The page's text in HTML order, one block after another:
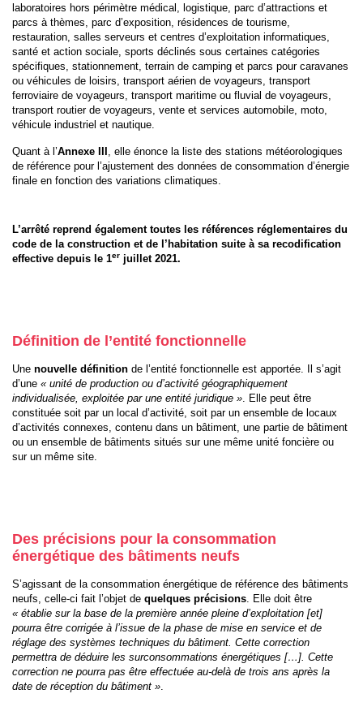
laboratoires hors périmètre médical, logistique, parc d’attractions et
parcs à thèmes, parc d’exposition, résidences de tourisme,
restauration, salles serveurs et centres d’exploitation informatiques,
santé et action sociale, sports déclinés sous certaines catégories
spécifiques, stationnement, terrain de camping et parcs pour caravanes
ou véhicules de loisirs, transport aérien de voyageurs, transport
ferroviaire de voyageurs, transport maritime ou fluvial de voyageurs,
transport routier de voyageurs, vente et services automobile, moto,
véhicule industriel et nautique.
Quant à l’Annexe III , elle énonce la liste des stations météorologiques
de référence pour l’ajustement des données de consommation d’énergie
finale en fonction des variations climatiques.
L’arrêté reprend également toutes les références réglementaires du
code de la construction et de l’habitation suite à sa recodification
effective depuis le 1er juillet 2021.
Définition de l’entité fonctionnelle
Une nouvelle définition de l’entité fonctionnelle est apportée. Il s’agit
d’une « unité de production ou d’activité géographiquement
individualisée, exploitée par une entité juridique ». Elle peut être
constituée soit par un local d’activité, soit par un ensemble de locaux
d’activités connexes, contenu dans un bâtiment, une partie de bâtiment
ou un ensemble de bâtiments situés sur une même unité foncière ou
sur un même site.
Des précisions pour la consommation
énergétique des bâtiments neufs
S’agissant de la consommation énergétique de référence des bâtiments
neufs, celle-ci fait l’objet de quelques précisions. Elle doit être
« établie sur la base de la première année pleine d’exploitation [et]
pourra être corrigée à l’issue de la phase de mise en service et de
réglage des systèmes techniques du bâtiment. Cette correction
permettra de déduire les surconsommations énergétiques […]. Cette
correction ne pourra pas être effectuée au-delà de trois ans après la
date de réception du bâtiment ».